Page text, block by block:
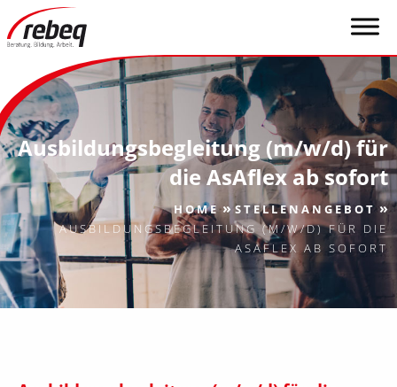
Ausbildungsbegleitung (m/w/d) für
die AsAflex ab sofort
HOME» STELLENANGEBOT »
AUSBILDUNGSBEGLEITUNG (M/W/D) FÜR DIE
ASAFLEX AB SOFORT